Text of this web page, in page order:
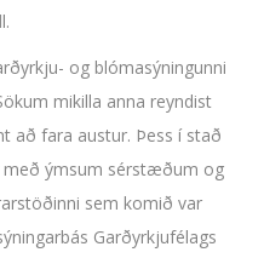
og blómasýningunni
mikilla anna reyndist
að fara austur. Þess í stað
með ýmsum sérstæðum og
sem komið var
Garðyrkjufélags